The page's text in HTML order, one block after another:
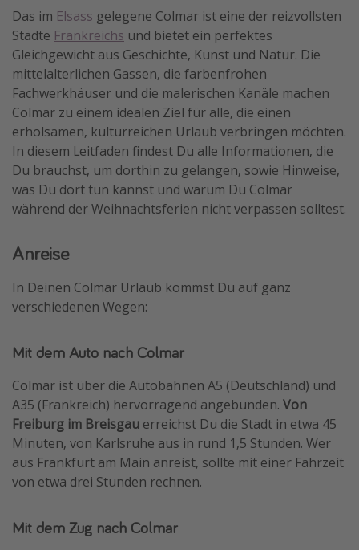
Familienurlaub in der Türkei
Rundreisen in Thailand
Bahnreisen in der Schweiz
Reisepassfreie Reiseziele
Travel Know How
Silvesterreisen
Last Minute Urlaub Mallorca
Last Minute Urlaub Deutschland
Das im Elsass gelegene Colmar ist eine der reizvollsten
Städte Frankreichs und bietet ein perfektes
Gleichgewicht aus Geschichte, Kunst und Natur. Die
mittelalterlichen Gassen, die farbenfrohen
Fachwerkhäuser und die malerischen Kanäle machen
Colmar zu einem idealen Ziel für alle, die einen
erholsamen, kulturreichen Urlaub verbringen möchten.
In diesem Leitfaden findest Du alle Informationen, die
Du brauchst, um dorthin zu gelangen, sowie Hinweise,
was Du dort tun kannst und warum Du Colmar
während der Weihnachtsferien nicht verpassen solltest.
Anreise
In Deinen Colmar Urlaub kommst Du auf ganz
verschiedenen Wegen:
Mit dem Auto nach Colmar
Colmar ist über die Autobahnen A5 (Deutschland) und
A35 (Frankreich) hervorragend angebunden. Von
Freiburg im Breisgau erreichst Du die Stadt in etwa 45
Minuten, von Karlsruhe aus in rund 1,5 Stunden. Wer
aus Frankfurt am Main anreist, sollte mit einer Fahrzeit
von etwa drei Stunden rechnen.
Mit dem Zug nach Colmar